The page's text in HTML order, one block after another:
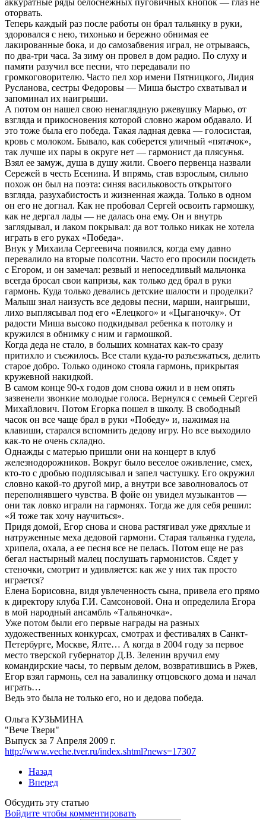
оторвать.
Теперь каждый раз после работы он брал тальянку в руки,
здоровался с нею, тихонько и бережно обнимая ее
лакированные бока, и до самозабвения играл, не отрываясь,
по два-три часа. За зиму он провел в дом радио. По слуху и
памяти разучил все песни, что передавали по
громкоговорителю. Часто пел хор имени Пятницкого, Лидия
Русланова, сестры Федоровы — Миша быстро схватывал и
запоминал их наигрыши.
А потом он нашел свою ненаглядную ржевушку Марью, от
взгляда и прикосновения которой словно жаром обдавало. И
это тоже была его победа. Такая ладная девка — голосистая,
кровь с молоком. Бывало, как соберется уличный «пятачок»,
так лучше их пары в округе нет — гармонист да плясунья.
Взял ее замуж, душа в душу жили. Своего первенца назвали
Сережей в честь Есенина. И впрямь, став взрослым, сильно
похож он был на поэта: синяя васильковость открытого
взгляда, разухабистость и жизненная жажда. Только в одном
он его не догнал. Как не пробовал Сергей освоить гармошку,
как не дергал лады — не далась она ему. Он и внутрь
заглядывал, и лаком покрывал: да вот только никак не хотела
играть в его руках «Победа».
Внук у Михаила Сергеевича появился, когда ему давно
перевалило на вторые полсотни. Часто его просили посидеть
с Егором, и он замечал: резвый и непоседливый мальчонка
всегда бросал свои капризы, как только дед брал в руки
гармонь. Куда только девались детские шалости и проделки?
Малыш знал наизусть все дедовы песни, марши, наигрыши,
лихо выплясывал под его «Елецкого» и «Цыганочку». От
радости Миша высоко подкидывал ребенка к потолку и
кружился в обнимку с ним и гармошкой.
Когда деда не стало, в больших комнатах как-то сразу
притихло и съежилось. Все стали куда-то разъезжаться, делить
старое добро. Только одиноко стояла гармонь, прикрытая
кружевной накидкой.
В самом конце 90-х годов дом снова ожил и в нем опять
зазвенели звонкие молодые голоса. Вернулся с семьей Сергей
Михайлович. Потом Егорка пошел в школу. В свободный
часок он все чаще брал в руки «Победу» и, нажимая на
клавиши, старался вспомнить дедову игру. Но все выходило
как-то не очень складно.
Однажды с матерью пришли они на концерт в клуб
железнодорожников. Вокруг было веселое оживление, смех,
кто-то с дробью подплясывал и запел частушку. Его окружил
словно какой-то другой мир, а внутри все заволновалось от
переполнявшего чувства. В фойе он увидел музыкантов —
они так ловко играли на гармонях. Тогда же для себя решил:
«Я тоже так хочу научиться».
Придя домой, Егор снова и снова растягивал уже дряхлые и
натруженные меха дедовой гармони. Старая тальянка гудела,
хрипела, охала, а ее песня все не пелась. Потом еще не раз
бегал настырный малец послушать гармонистов. Сядет у
стеночки, смотрит и удивляется: как же у них так просто
играется?
Елена Борисовна, видя увлеченность сына, привела его прямо
к директору клуба Г.И. Самсоновой. Она и определила Егора
в мой народный ансамбль «Тальяночка».
Уже потом были его первые награды на разных
художественных конкурсах, смотрах и фестивалях в Санкт-
Петербурге, Москве, Ялте… А когда в 2004 году за первое
место тверской губернатор Д.В. Зеленин вручил ему
командирские часы, то первым делом, возвратившись в Ржев,
Егор взял гармонь, сел на завалинку отцовского дома и начал
играть…
Ведь это была не только его, но и дедова победа.
Ольга КУЗЬМИНА
"Вече Твери"
Выпуск за 7 Апреля 2009 г.
http://www.veche.tver.ru/index.shtml?news=17307
Назад
Вперед
Обсудить эту статью
Войдите чтобы комментировать